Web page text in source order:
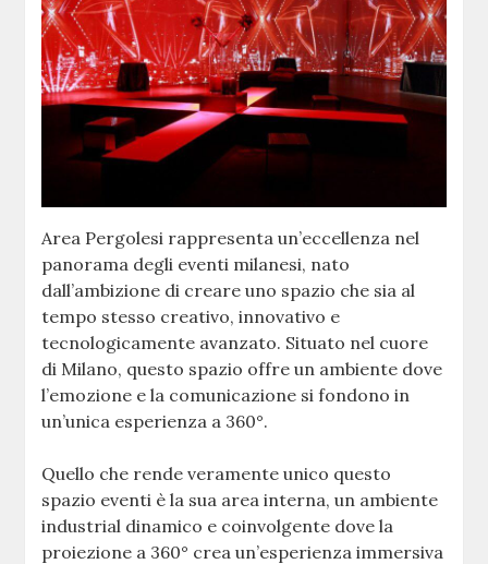
Area Pergolesi rappresenta un’eccellenza nel
panorama degli eventi milanesi, nato
dall’ambizione di creare uno spazio che sia al
tempo stesso creativo, innovativo e
tecnologicamente avanzato. Situato nel cuore
di Milano, questo spazio offre un ambiente dove
l’emozione e la comunicazione si fondono in
un’unica esperienza a 360°.
Quello che rende veramente unico questo
spazio eventi è la sua area interna, un ambiente
industrial dinamico e coinvolgente dove la
proiezione a 360° crea un’esperienza immersiva